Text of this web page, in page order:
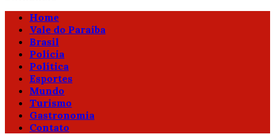
Home
Vale do Paraíba
Brasil
Polícia
Política
Esportes
Mundo
Turismo
Gastronomia
Contato